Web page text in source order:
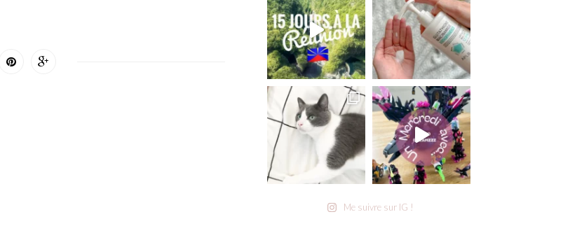
Me suivre sur IG !